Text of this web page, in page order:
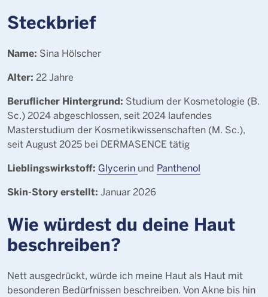
Steckbrief
Name: Sina Hölscher
Alter: 22 Jahre
Beruflicher Hintergrund: Studium der Kosmetologie (B.
Sc.) 2024 abgeschlossen, seit 2024 laufendes
Masterstudium der Kosmetikwissenschaften (M. Sc.),
seit August 2025 bei DERMASENCE tätig
Lieblingswirkstoff: Glycerin und Panthenol
Skin-Story erstellt: Januar 2026
Wie würdest du deine Haut
beschreiben?
Nett ausgedrückt, würde ich meine Haut als Haut mit
besonderen Bedürfnissen beschreiben. Von Akne bis hin